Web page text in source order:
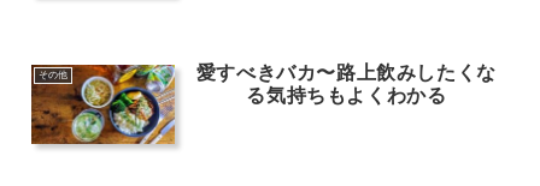
その他
愛すべきバカ〜路上飲みしたくな
る気持ちもよくわかる